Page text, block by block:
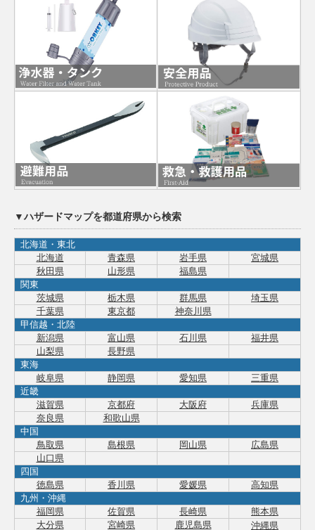
▼ハザードマップを都道府県から検索
北海道・東北
北海道
青森県 岩手県
宮城県
秋田県
山形県
福島県
関東
茨城県
栃木県 群馬県
埼玉県
千葉県
東京都
神奈川県
甲信越・北陸
新潟県
富山県 石川県
福井県
山梨県
長野県
東海
岐阜県
静岡県 愛知県
三重県
近畿
滋賀県
京都府 大阪府
兵庫県
奈良県
和歌山県
中国
鳥取県
島根県 岡山県
広島県
山口県
四国
徳島県
香川県 愛媛県
高知県
九州・沖縄
福岡県
佐賀県 長崎県
熊本県
大分県
宮崎県 鹿児島県 沖縄県